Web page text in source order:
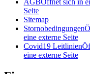
AGBÖffnet sich in
Seite
Sitemap
Stornobedingungen
eine externe Seite
Covid19 Leitlinien
eine externe Seite